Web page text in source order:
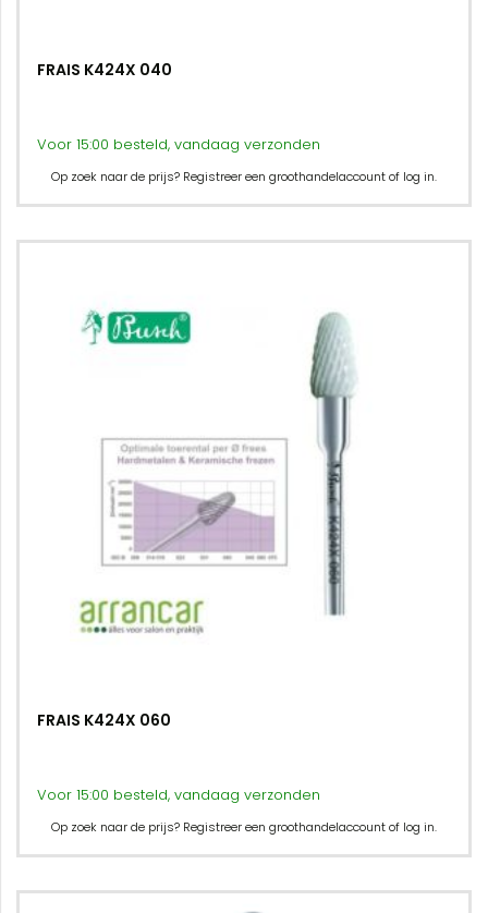
FRAIS K424X 040
Voor 15:00 besteld, vandaag verzonden
Op zoek naar de prijs? Registreer een groothandelaccount of log in.
FRAIS K424X 060
Voor 15:00 besteld, vandaag verzonden
Op zoek naar de prijs? Registreer een groothandelaccount of log in.